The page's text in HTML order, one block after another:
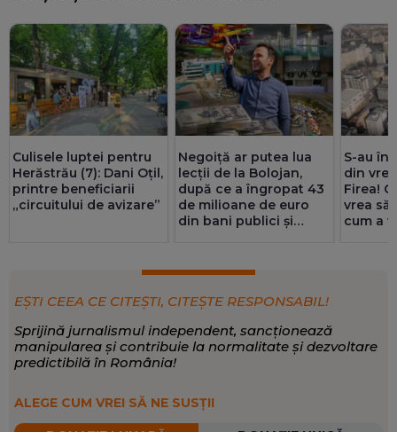
EXPERTIZĂ:Documentări complexe, Realizare de
materiale jurnalistice scrise, audio și video, Administrație,
Energie, Digitalizare
SCRIE DESPRE:Social, Economie,Politică
Culisele luptei pentru
Herăstrău (7): Dani Oțil,
printre beneficiarii
„circuitului de avizare”
Negoiță ar putea lua
lecții de la Bolojan,
după ce a îngropat 43
de milioane de euro
din bani publici și
cu Nymphaea
S-au
din
Firea!
vrea să
cum a
EȘTI CEEA CE CITEȘTI, CITEȘTE RESPONSABIL!
Sprijină jurnalismul independent, sancționează
manipularea și contribuie la normalitate și dezvoltare
predictibilă în România!
ALEGE CUM VREI SĂ NE SUSȚII